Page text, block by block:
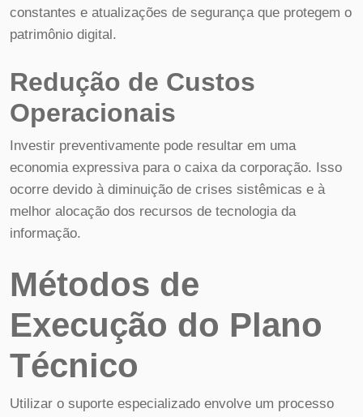
constantes e atualizações de segurança que protegem o
patrimônio digital.
Redução de Custos
Operacionais
Investir preventivamente pode resultar em uma
economia expressiva para o caixa da corporação. Isso
ocorre devido à diminuição de crises sistêmicas e à
melhor alocação dos recursos de tecnologia da
informação.
Métodos de
Execução do Plano
Técnico
Utilizar o suporte especializado envolve um processo